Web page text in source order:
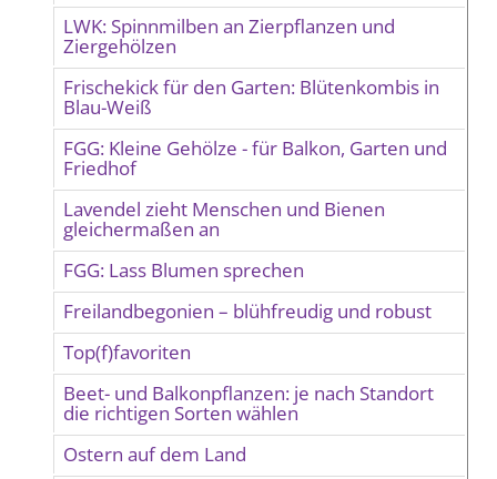
LWK: Spinnmilben an Zierpflanzen und
Ziergehölzen
Frischekick für den Garten: Blütenkombis in
Blau-Weiß
FGG: Kleine Gehölze - für Balkon, Garten und
Friedhof
Lavendel zieht Menschen und Bienen
gleichermaßen an
FGG: Lass Blumen sprechen
Freilandbegonien – blühfreudig und robust
Top(f)favoriten
Beet- und Balkonpflanzen: je nach Standort
die richtigen Sorten wählen
Ostern auf dem Land